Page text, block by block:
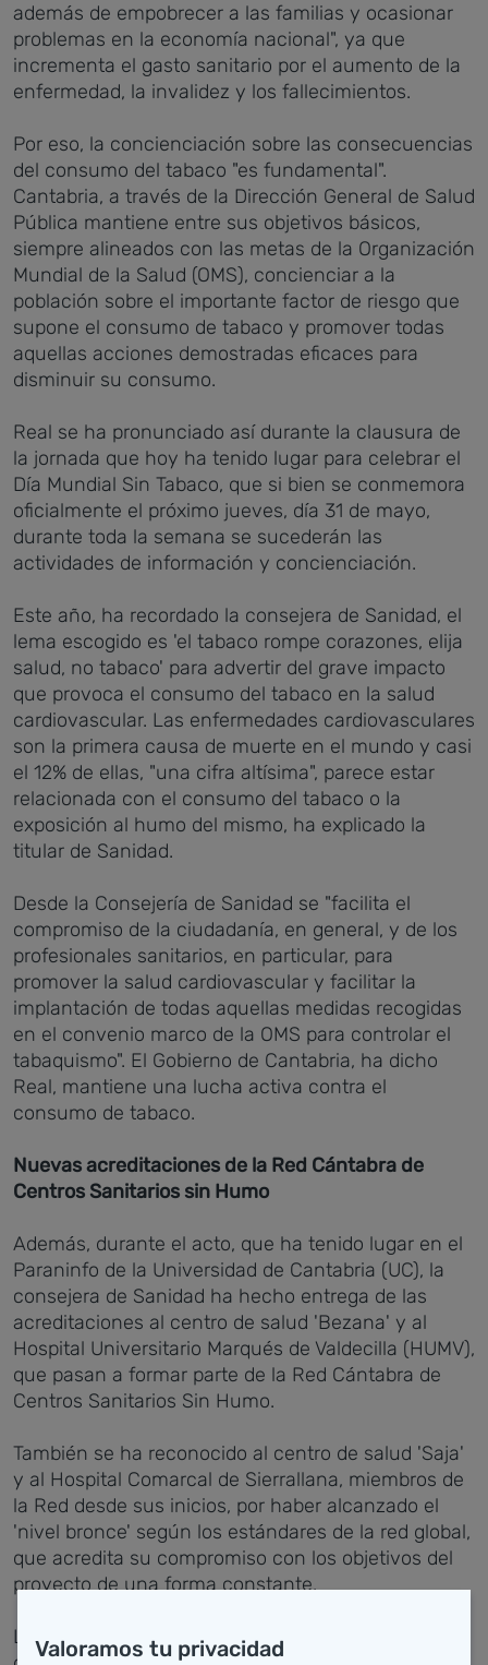
además de empobrecer a las familias y ocasionar
problemas en la economía nacional", ya que
incrementa el gasto sanitario por el aumento de la
enfermedad, la invalidez y los fallecimientos.
Por eso, la concienciación sobre las consecuencias
del consumo del tabaco "es fundamental".
Cantabria, a través de la Dirección General de Salud
Pública mantiene entre sus objetivos básicos,
siempre alineados con las metas de la Organización
Mundial de la Salud (OMS), concienciar a la
población sobre el importante factor de riesgo que
supone el consumo de tabaco y promover todas
aquellas acciones demostradas eficaces para
disminuir su consumo.
Real se ha pronunciado así durante la clausura de
la jornada que hoy ha tenido lugar para celebrar el
Día Mundial Sin Tabaco, que si bien se conmemora
oficialmente el próximo jueves, día 31 de mayo,
durante toda la semana se sucederán las
actividades de información y concienciación.
Este año, ha recordado la consejera de Sanidad, el
lema escogido es 'el tabaco rompe corazones, elija
salud, no tabaco' para advertir del grave impacto
que provoca el consumo del tabaco en la salud
cardiovascular. Las enfermedades cardiovasculares
son la primera causa de muerte en el mundo y casi
el 12% de ellas, "una cifra altísima", parece estar
relacionada con el consumo del tabaco o la
exposición al humo del mismo, ha explicado la
titular de Sanidad.
Desde la Consejería de Sanidad se "facilita el
compromiso de la ciudadanía, en general, y de los
profesionales sanitarios, en particular, para
promover la salud cardiovascular y facilitar la
implantación de todas aquellas medidas recogidas
en el convenio marco de la OMS para controlar el
tabaquismo". El Gobierno de Cantabria, ha dicho
Real, mantiene una lucha activa contra el
consumo de tabaco.
Nuevas acreditaciones de la Red Cántabra de
Centros Sanitarios sin Humo
Además, durante el acto, que ha tenido lugar en el
Paraninfo de la Universidad de Cantabria (UC), la
consejera de Sanidad ha hecho entrega de las
acreditaciones al centro de salud 'Bezana' y al
Hospital Universitario Marqués de Valdecilla (HUMV),
que pasan a formar parte de la Red Cántabra de
Centros Sanitarios Sin Humo.
También se ha reconocido al centro de salud 'Saja'
y al Hospital Comarcal de Sierrallana, miembros de
la Red desde sus inicios, por haber alcanzado el
'nivel bronce' según los estándares de la red global,
que acredita su compromiso con los objetivos del
proyecto de una forma constante.
La Red Cántabra de Centros Sanitarios sin Humo,
Valoramos tu privacidad